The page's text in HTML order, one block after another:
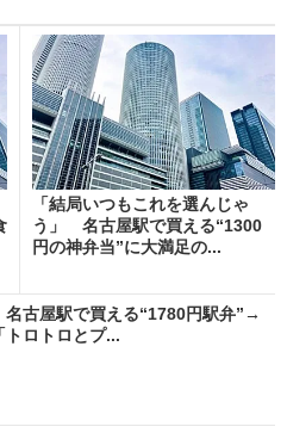
「結局いつもこれを選んじゃ
う」 名古屋駅で買える“1300
円の神弁当”に大満足の...
名古屋駅で買える“1780円駅弁”→
ロトロとプ...